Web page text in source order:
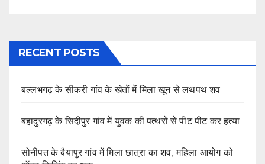
RECENT POSTS
बल्लभगढ़ के सीकरी गांव के खेतों में मिला खून से लथपथ शव
बहादुरगढ़ के सिदीपुर गांव में युवक की पत्थरों से पीट पीट कर हत्या
सोनीपत के बैयापुर गांव में मिला छात्रा का शव, महिला आयोग को